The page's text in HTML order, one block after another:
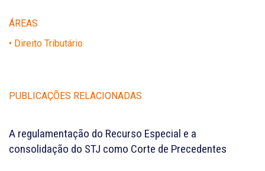
ÁREAS
• Direito Tributário
PUBLICAÇÕES RELACIONADAS
A regulamentação do Recurso Especial e a
consolidação do STJ como Corte de Precedentes